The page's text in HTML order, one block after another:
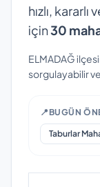
hızlı,
için30
ELMADAĞ
sorgulayabilir ve
📍 BUGÜN
Taburlar